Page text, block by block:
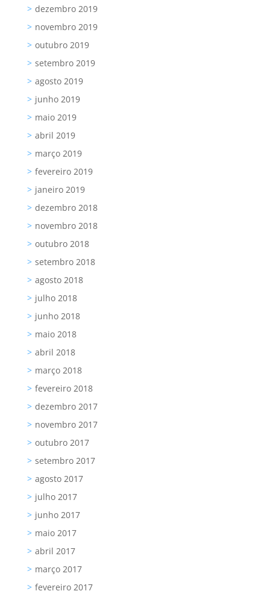
dezembro 2019
novembro 2019
outubro 2019
setembro 2019
agosto 2019
junho 2019
maio 2019
abril 2019
março 2019
fevereiro 2019
janeiro 2019
dezembro 2018
novembro 2018
outubro 2018
setembro 2018
agosto 2018
julho 2018
junho 2018
maio 2018
abril 2018
março 2018
fevereiro 2018
dezembro 2017
novembro 2017
outubro 2017
setembro 2017
agosto 2017
julho 2017
junho 2017
maio 2017
abril 2017
março 2017
fevereiro 2017